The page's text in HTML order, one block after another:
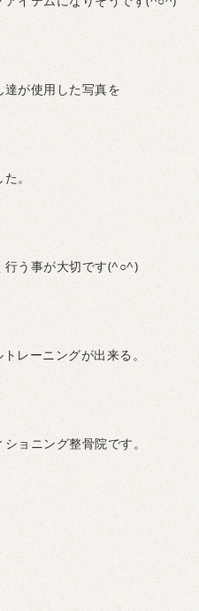
が使用した写真を
。
行う事が大切です(^○^)
レーニングが出来る。
ョニング整骨院です。